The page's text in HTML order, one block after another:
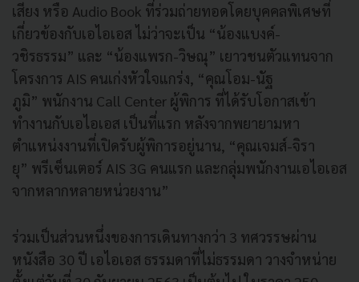
เสียง หรือ Audio Book ที่ร่วมถ่ายทอดโดยบุคคลพิเศษที่
เกี่ยวข้องกับเอไอเอส ไม่ว่าจะเป็น “น้องแบงค์-
วชิรธรรม” และ “น้องแพรก-วิษณุ” เยาวชนตัวแทนจาก
โครงการ AIS คนเก่งหัวใจแกร่ง, “คุณโอม-นัฐ
ภูมิ” พนักงาน Call Center ผู้พิการ ที่ได้รับโอกาสเข้า
ทำงานกับเอไอเอส เป็นที่แรก หลังจากพยายามหา
ตำแหน่งงานที่เปิดรับผู้พิการอยู่นาน, “คุณเจมส์-จิรา
ยุ” พรีเซ็นเตอร์ AIS 3G คนแรก และกลุ่มพนักงานเอไอเอส
จากหลากหลายหน่วยงาน”
ร่วมเป็นส่วนหนึ่งของการเดินทางกว่า 3 ทศวรรษผ่าน
หนังสือ 30 ปี เอไอเอส ธรรมดาที่ไม่ธรรมดา วางจำหน่าย